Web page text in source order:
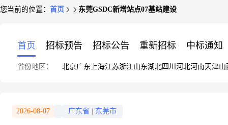
您当前的位置： 首页 东莞GSDC新增站点07基站建设
首页 招标预告 招标公告 重新招标 中标通知
省份地区： 北京广东 上海江苏浙江山东湖北四川 河北河南天津山
2026-08-07 广东省 东莞市